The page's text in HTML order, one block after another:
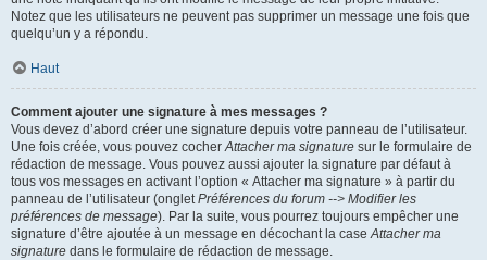
Notez que les utilisateurs ne peuvent pas supprimer un message une fois que
quelqu’un y a répondu.
Haut
Comment ajouter une signature à mes messages ?
Vous devez d’abord créer une signature depuis votre panneau de l’utilisateur.
Une fois créée, vous pouvez cocherAttacher ma signature sur le formulaire de
rédaction de message. Vous pouvez aussi ajouter la signature par défaut à
tous vos messages en activant l’option « Attacher ma signature » à partir du
panneau de l’utilisateur (ongletPréférences du forum --> Modifier les
préférences de message). Par la suite, vous pourrez toujours empêcher une
signature d’être ajoutée à un message en décochant la caseAttacher ma
signature dans le formulaire de rédaction de message.